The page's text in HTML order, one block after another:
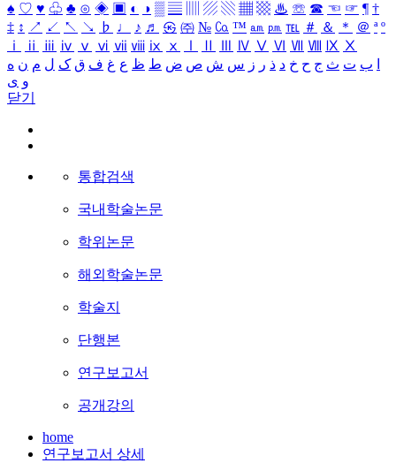
♠ ♡ ♥ ♧ ♣ ⊙ ◈ ▣ ◐ ◑ ▒ ▤ ▨ ▧ ▦ ▩ ♨ ☏ ☎ ☜ ☞ ¶ †
‡ ↕ ↗ ↙ ↖ ↘ ♭ ♩ ♪ ♬ ㉿ ㈜ № ㏇ ™ ㏂ ㏘ ℡ ＃ ＆ ＊ ＠ ª º
ⅰ
ⅱ ⅲ ⅳ ⅴ ⅵ ⅶ ⅷ ⅸ ⅹ Ⅳ Ⅴ Ⅵ Ⅶ Ⅷ Ⅸ Ⅹ
ب ت ث ج ح خ د ذ ر ز س ش ص ض ط ظ ع غ ف ق ک ل م ن ه
و ی
닫기
통합검색
국내학술논문
학위논문
해외학술논문
학술지
단행본
연구보고서
공개강의
home
연구보고서 상세